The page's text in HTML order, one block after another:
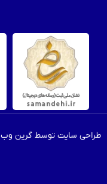
طراحی سایت توسط گرین وب